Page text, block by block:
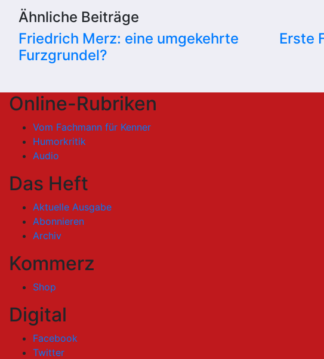
Ähnliche Beiträge
Friedrich Merz: eine umgekehrte
Furzgrundel?
Erste
Online-Rubriken
Vom Fachmann für Kenner
Humorkritik
Audio
Das Heft
Aktuelle Ausgabe
Abonnieren
Archiv
Kommerz
Shop
Digital
Facebook
Twitter